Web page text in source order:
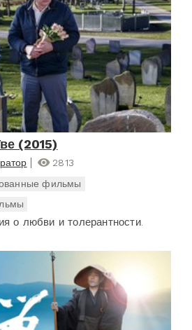
(2015)
2813
фильмы
о любви и толерантности.